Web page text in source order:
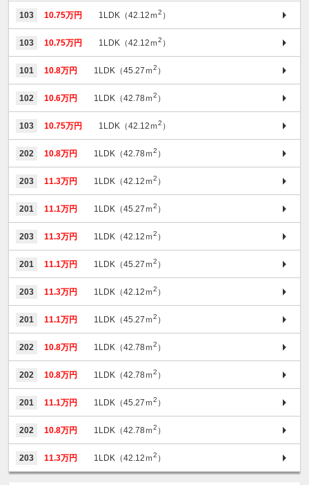
103 10.75万円 1LDK（42.12ｍ2 ）
103 10.75万円 1LDK（42.12ｍ2 ）
101 10.8万円 1LDK（45.27ｍ2 ）
102 10.6万円 1LDK（42.78ｍ2 ）
103 10.75万円 1LDK（42.12ｍ2 ）
202 10.8万円 1LDK（42.78ｍ2 ）
203 11.3万円 1LDK（42.12ｍ2 ）
201 11.1万円 1LDK（45.27ｍ2 ）
203 11.3万円 1LDK（42.12ｍ2 ）
201 11.1万円 1LDK（45.27ｍ2 ）
203 11.3万円 1LDK（42.12ｍ2 ）
201 11.1万円 1LDK（45.27ｍ2 ）
202 10.8万円 1LDK（42.78ｍ2 ）
202 10.8万円 1LDK（42.78ｍ2 ）
201 11.1万円 1LDK（45.27ｍ2 ）
202 10.8万円 1LDK（42.78ｍ2 ）
203 11.3万円 1LDK（42.12ｍ2 ）